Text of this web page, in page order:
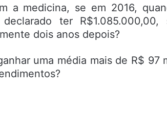
a medicina, se em 2016,
ter R$1.085.000,00,
dois anos depois?
uma média mais de R$ 97